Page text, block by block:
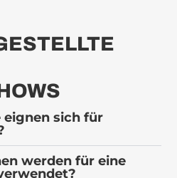
eignen sich für
werden für eine